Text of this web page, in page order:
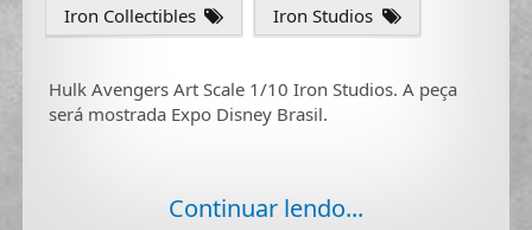
Iron Collectibles Iron Studios
Hulk Avengers Art Scale 1/10 Iron Studios. A peça
será mostrada Expo Disney Brasil.
Continuar lendo...